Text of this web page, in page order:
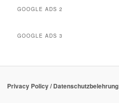
GOOGLE ADS 2
GOOGLE ADS 3
Privacy Policy / Datenschutzbelehrung